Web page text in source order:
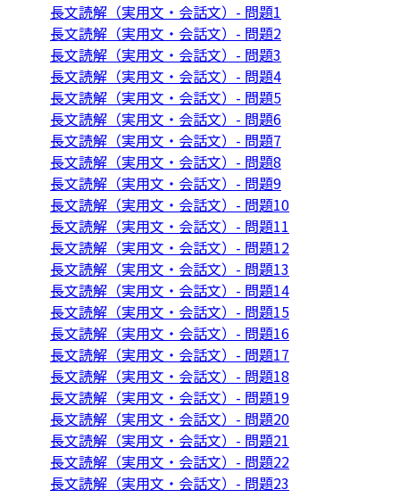
長文読解（実用文・会話文）- 問題1
長文読解（実用文・会話文）- 問題2
長文読解（実用文・会話文）- 問題3
長文読解（実用文・会話文）- 問題4
長文読解（実用文・会話文）- 問題5
長文読解（実用文・会話文）- 問題6
長文読解（実用文・会話文）- 問題7
長文読解（実用文・会話文）- 問題8
長文読解（実用文・会話文）- 問題9
長文読解（実用文・会話文）- 問題10
長文読解（実用文・会話文）- 問題11
長文読解（実用文・会話文）- 問題12
長文読解（実用文・会話文）- 問題13
長文読解（実用文・会話文）- 問題14
長文読解（実用文・会話文）- 問題15
長文読解（実用文・会話文）- 問題16
長文読解（実用文・会話文）- 問題17
長文読解（実用文・会話文）- 問題18
長文読解（実用文・会話文）- 問題19
長文読解（実用文・会話文）- 問題20
長文読解（実用文・会話文）- 問題21
長文読解（実用文・会話文）- 問題22
長文読解（実用文・会話文）- 問題23